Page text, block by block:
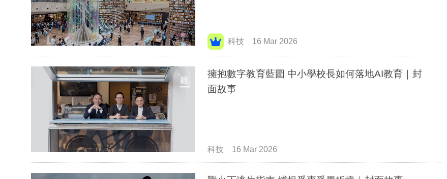
科技 16 Mar 2026
擁抱數字教育藍圖 中小學校長如何落地AI教育｜封
面故事
科技 16 Mar 2026